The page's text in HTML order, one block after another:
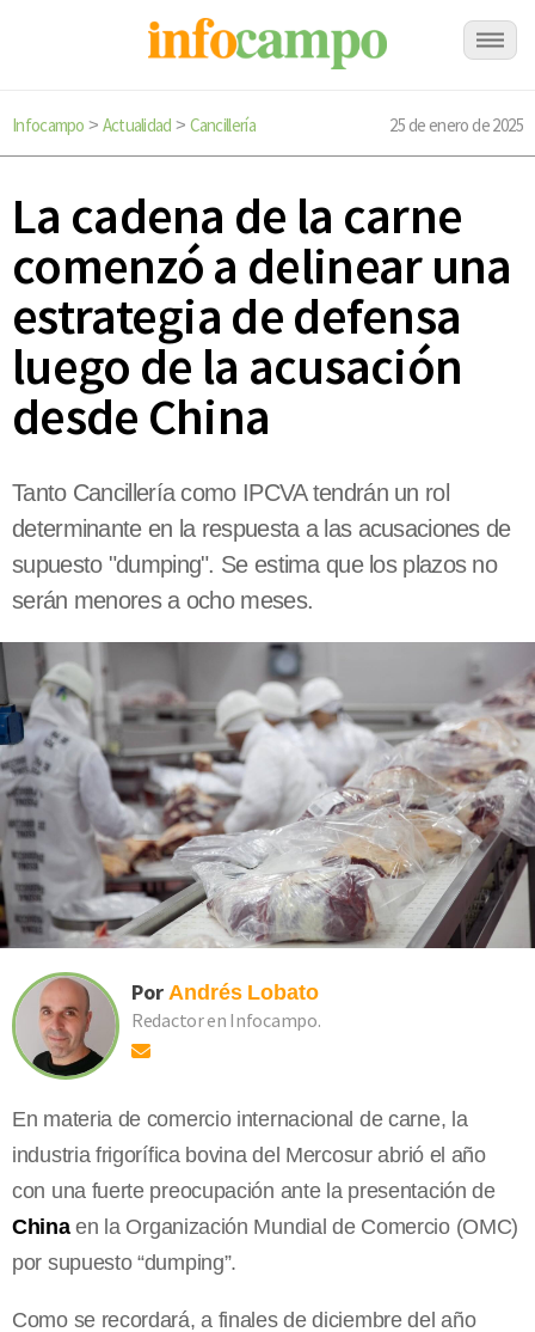
Infocampo > Actualidad > Cancillería 25 de enero de 2025
La cadena de la carne
comenzó a delinear una
estrategia de defensa
luego de la acusación
desde China
Tanto Cancillería como IPCVA tendrán un rol
determinante en la respuesta a las acusaciones de
supuesto "dumping". Se estima que los plazos no
serán menores a ocho meses.
Por Andrés Lobato
Redactor en Infocampo.
En materia de comercio internacional de carne, la
industria frigorífica bovina del Mercosur abrió el año
con una fuerte preocupación ante la presentación de
Chinaen la Organización Mundial de Comercio (OMC)
por supuesto “dumping”.
Como se recordará, a finales de diciembre del año